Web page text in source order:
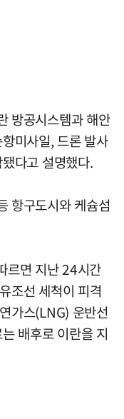
방공시스템과 해안
미사일, 드론 발사
다고 설명했다.
항구도시와 케슘섬
르면 지난 24시간
조선 세척이 피격
가스(LNG) 운반선
배후로 이란을 지